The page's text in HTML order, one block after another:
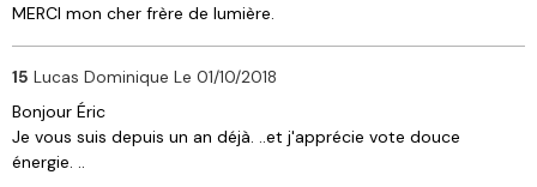
MERCI mon cher frère de lumière.
15 Lucas Dominique Le 01/10/2018
Bonjour Éric
Je vous suis depuis un an déjà. ..et j'apprécie vote douce
énergie. ..